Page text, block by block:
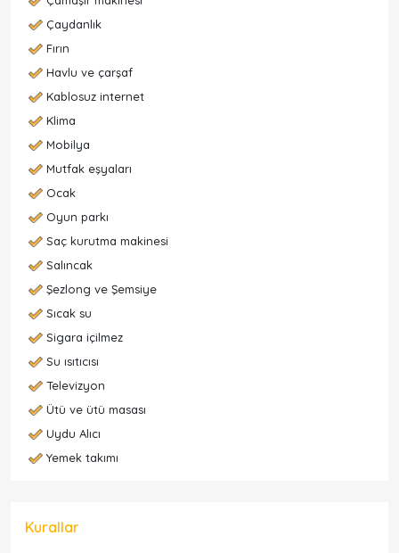
Çaydanlık
Fırın
Havlu ve çarşaf
Kablosuz internet
Klima
Mobilya
Mutfak eşyaları
Ocak
Oyun parkı
Saç kurutma makinesi
Salıncak
Şezlong ve Şemsiye
Sıcak su
Sigara içilmez
Su ısıtıcısı
Televizyon
Ütü ve ütü masası
Uydu Alıcı
Yemek takımı
Kurallar